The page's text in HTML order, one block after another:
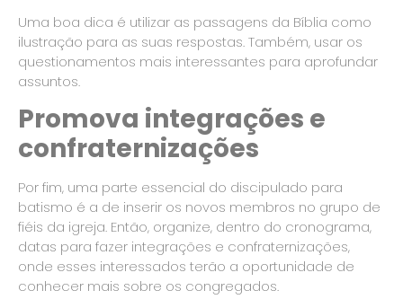
Uma boa dica é utilizar as passagens da Bíblia como
ilustração para as suas respostas. Também, usar os
questionamentos mais interessantes para aprofundar
assuntos.
Promova integrações e
confraternizações
Por fim, uma parte essencial do discipulado para
batismo é a de inserir os novos membros no grupo de
fiéis da igreja. Então, organize, dentro do cronograma,
datas para fazer integrações e confraternizações,
onde esses interessados terão a oportunidade de
conhecer mais sobre os congregados.